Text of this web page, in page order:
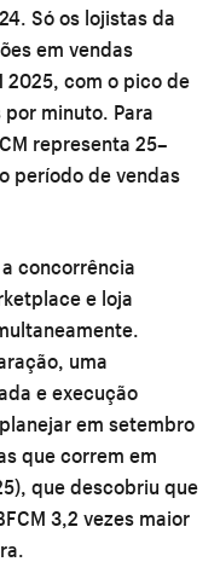
Só os lojistas da
em vendas
2025, com o pico de
minuto. Para
representa 25–
período de vendas
concorrência
e loja
uma
e execução
em setembro
que correm em
que descobriu que
3,2 vezes maior